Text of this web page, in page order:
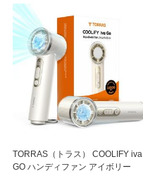
TORRAS（トラス） COOLIFY iva
GO ハンディファン アイボリー